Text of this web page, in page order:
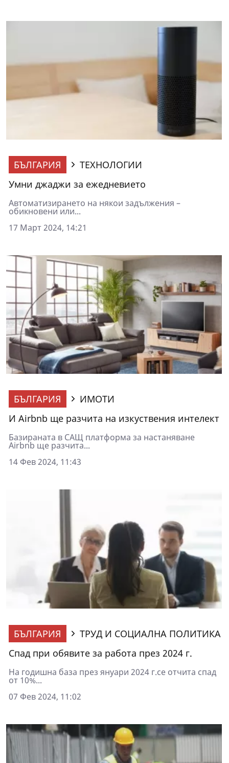
БЪЛГАРИЯ
ТЕХНОЛОГИИ
Умни джаджи за ежедневието
Автоматизирането на някои задължения –
обикновени или...
17 Март 2024, 14:21
БЪЛГАРИЯ
ИМОТИ
И Airbnb ще разчита на изкуствения интелект
Базираната в САЩ платформа за настаняване
Airbnb ще разчита...
14 Фев 2024, 11:43
БЪЛГАРИЯ
ТРУД И СОЦИАЛНА ПОЛИТИКА
Спад при обявите за работа през 2024 г.
На годишна база през януари 2024 г.се отчита спад
от 10%...
07 Фев 2024, 11:02